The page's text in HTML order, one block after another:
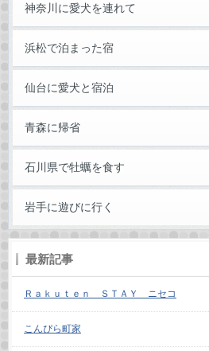
神奈川に愛犬を連れて
浜松で泊まった宿
仙台に愛犬と宿泊
青森に帰省
石川県で牡蠣を食す
岩手に遊びに行く
最新記事
Ｒａｋｕｔｅｎ ＳＴＡＹ ニセコ
こんぴら町家